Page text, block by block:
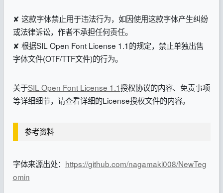
✘ 这款字体禁止用于违法行为，如因使用这款字体产生纠纷
或法律诉讼，作者不承担任何责任。
✘ 根据SIL Open Font License 1.1的规定，禁止单独出售
字体文件(OTF/TTF文件)的行为。
关于SIL Open Font License 1.1授权协议的内容、免责事项
等详细细节，请查看详细的License授权文件的内容。
参考资料
字体来源出处： https://github.com/nagamaki008/NewTeg
omin